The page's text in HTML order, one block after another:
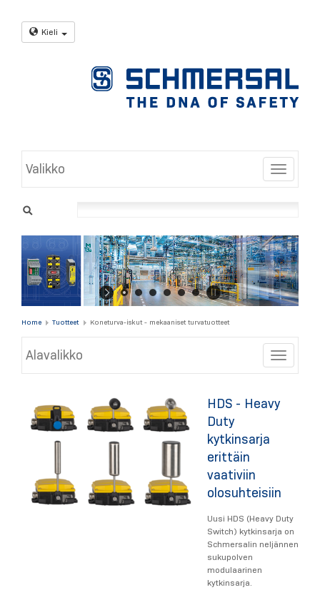
Kieli
Toggle
Valikko
Home Tuotteet Koneturva-iskut - mekaaniset turvatuotteet
Toggle
Alavalikko
HDS - Heavy
Duty
kytkinsarja
erittäin
vaativiin
olosuhteisiin
Uusi HDS (Heavy Duty
Switch) kytkinsarja on
Schmersalin neljännen
sukupolven
modulaarinen
kytkinsarja.